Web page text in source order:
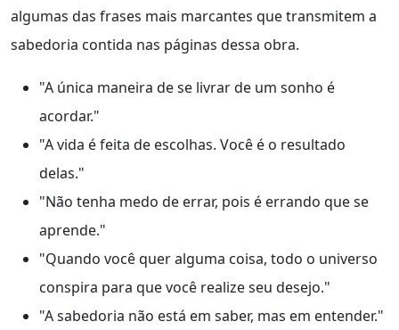
algumas das frases mais marcantes que transmitem a
sabedoria contida nas páginas dessa obra.
"A única maneira de se livrar de um sonho é
acordar."
"A vida é feita de escolhas. Você é o resultado
delas."
"Não tenha medo de errar, pois é errando que se
aprende."
"Quando você quer alguma coisa, todo o universo
conspira para que você realize seu desejo."
"A sabedoria não está em saber, mas em entender."